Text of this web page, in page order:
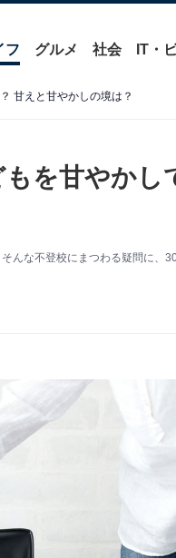
フ グルメ 社会 IT・
甘えと甘やかしの境は？
もを甘やかし
んな不登校にまつわる疑問に、